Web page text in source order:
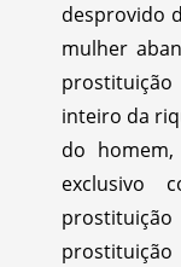
desprovido
mulher
inteiro da
do
exclusivo